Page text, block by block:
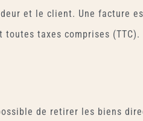
et le client. Une facture
taxes comprises (TTC).
de retirer les biens